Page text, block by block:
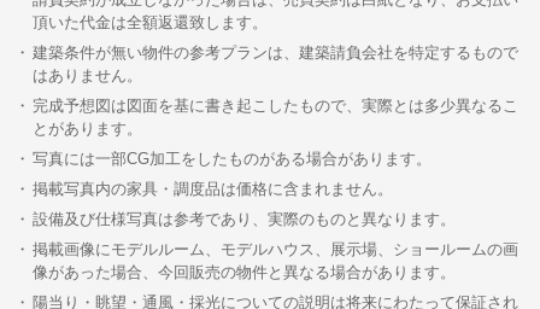
頂いた代金は全額返還致します。
建築条件が無い物件の参考プランは、建築請負会社を特定するもので
はありません。
完成予想図は図面を基に書き起こしたもので、実際とは多少異なるこ
とがあります。
写真には一部CG加工をしたものがある場合があります。
掲載写真内の家具・調度品は価格に含まれません。
設備及び仕様写真は参考であり、実際のものと異なります。
掲載画像にモデルルーム、モデルハウス、展示場、ショールームの画
像があった場合、今回販売の物件と異なる場合があります。
陽当り・眺望・通風・採光についての説明は将来にわたって保証され